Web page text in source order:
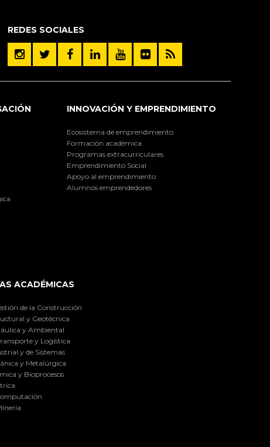
REDES SOCIALES
INNOVACIÓN Y EMPRENDIMIENTO
Ecosistema de emprendimiento
Formación académica
Programas extracurriculares
Emprendimiento Social
Apoyo al emprendimiento
Alumnos emprendedores
ACADÉMICAS
de la Construcción
y Geotécnica
y Ambiental
y Logística
y de Sistemas
y Metalúrgica
y Bioprocesos